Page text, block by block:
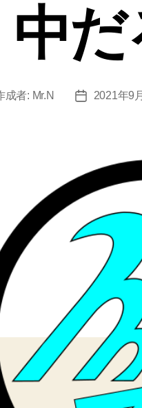
中だ
成者: Mr.N
投
2021年9